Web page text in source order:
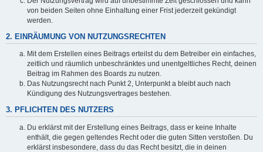
von beiden Seiten ohne Einhaltung einer Frist jederzeit gekündigt
werden.
2. EINRÄUMUNG VON NUTZUNGSRECHTEN
Mit dem Erstellen eines Beitrags erteilst du dem Betreiber ein einfaches,
zeitlich und räumlich unbeschränktes und unentgeltliches Recht, deinen
Beitrag im Rahmen des Boards zu nutzen.
Das Nutzungsrecht nach Punkt 2, Unterpunkt a bleibt auch nach
Kündigung des Nutzungsvertrages bestehen.
3. PFLICHTEN DES NUTZERS
Du erklärst mit der Erstellung eines Beitrags, dass er keine Inhalte
enthält, die gegen geltendes Recht oder die guten Sitten verstoßen. Du
erklärst insbesondere, dass du das Recht besitzt, die in deinen